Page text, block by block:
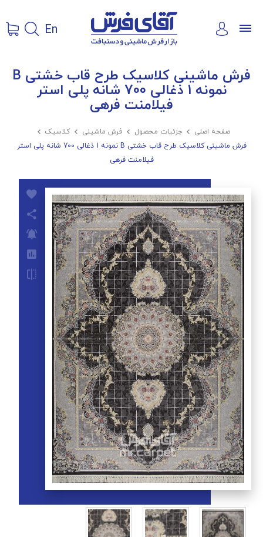
En
فرش ماشینی کلاسیک طرح قاب خشتی B
نمونه 1 ذغالی 700 شانه پلی استر
فیلامنت فرهی
صفحه اصلی  جزئیات محصول  فرش ماشینی  کلاسیک 
فرش ماشینی کلاسیک طرح قاب خشتی B نمونه 1 ذغالی 700 شانه پلی استر
فیلامنت فرهی